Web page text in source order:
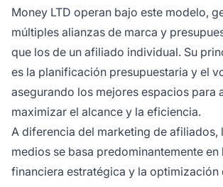
Money LTD operan bajo este modelo,
múltiples alianzas de marca y
que los de un afiliado individual. Su
es la planificación presupuestaria y el
asegurando los mejores espacios para
maximizar el alcance y la eficiencia.
A diferencia del marketing de afiliados,
medios se basa predominantemente
financiera estratégica y la optimización